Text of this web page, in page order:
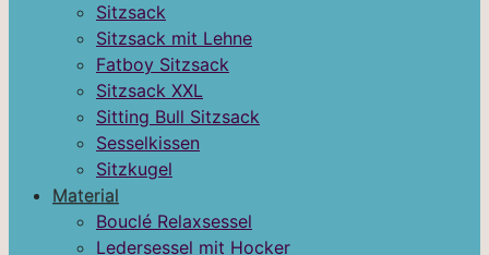
Sitzsack
Sitzsack mit Lehne
Fatboy Sitzsack
Sitzsack XXL
Sitting Bull Sitzsack
Sesselkissen
Sitzkugel
Material
Bouclé Relaxsessel
Ledersessel mit Hocker